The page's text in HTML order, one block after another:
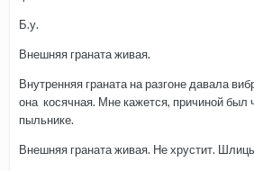
Б.у.
Внешняя граната живая.
Внутренняя граната на разгоне давала
она косячная. Мне кажется, причиной был
пыльнике.
Внешняя граната живая. Не хрустит.